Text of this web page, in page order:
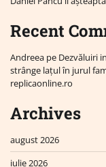
Recent
Andreea pe Dezvăluiri
strânge lațul în jurul
replicaonline.ro
Archives
august 2026
iulie 2026